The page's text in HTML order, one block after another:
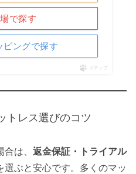
で探す
ピングで探す
ポチップ
トレス選びのコツ
は、 返金保証・トライアル
選ぶと安心です。多くのマッ